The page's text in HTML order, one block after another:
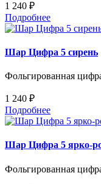
1 240 ₽
Подробнее
Шар Цифра 5 сирень
Фольгированная
1 240 ₽
Подробнее
Шар Цифра 5 ярко-
Фольгированная